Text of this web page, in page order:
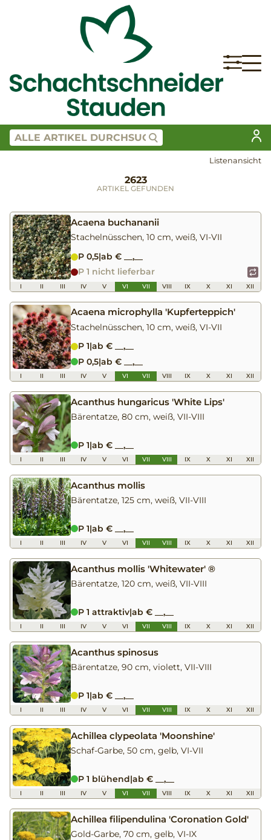
Listenansicht
2623
ARTIKEL GEFUNDEN
Acaena buchananii
Stachelnüsschen, 10 cm, weiß, VI-VII
P 0,5|ab € __,__
P 1 nicht lieferbar
I II III IV V VI VII VIII IX X XI XII
Acaena microphylla 'Kupferteppich'
Stachelnüsschen, 10 cm, weiß, VI-VII
P 1|ab € __,__
P 0,5|ab € __,__
I II III IV V VI VII VIII IX X XI XII
Acanthus hungaricus 'White Lips'
Bärentatze, 80 cm, weiß, VII-VIII
P 1|ab € __,__
I II III IV V VI VII VIII IX X XI XII
Acanthus mollis
Bärentatze, 125 cm, weiß, VII-VIII
P 1|ab € __,__
I II III IV V VI VII VIII IX X XI XII
Acanthus mollis 'Whitewater' ®
Bärentatze, 120 cm, weiß, VII-VIII
P 1 attraktiv|ab € __,__
I II III IV V VI VII VIII IX X XI XII
Acanthus spinosus
Bärentatze, 90 cm, violett, VII-VIII
P 1|ab € __,__
I II III IV V VI VII VIII IX X XI XII
Achillea clypeolata 'Moonshine'
Schaf-Garbe, 50 cm, gelb, VI-VII
P 1 blühend|ab € __,__
I II III IV V VI VII VIII IX X XI XII
Achillea filipendulina 'Coronation Gold'
Gold-Garbe, 70 cm, gelb, VI-IX